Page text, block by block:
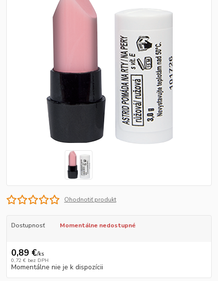
Ohodnotiť produkt
Dostupnosť Momentálne nedostupné
0,89 €/ks
0,72 € bez DPH
Momentálne nie je k dispozícii